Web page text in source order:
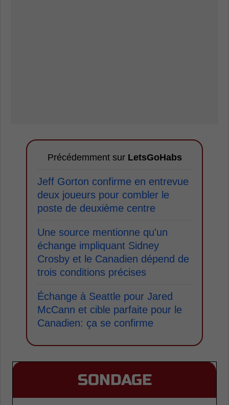
Précédemment sur LetsGoHabs
Jeff Gorton confirme en entrevue
deux joueurs pour combler le
poste de deuxième centre
Une source mentionne qu'un
échange impliquant Sidney
Crosby et le Canadien dépend de
trois conditions précises
Échange à Seattle pour Jared
McCann et cible parfaite pour le
Canadien: ça se confirme
SONDAGE